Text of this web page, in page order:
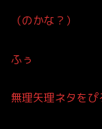
（のかな？）
ふぅ
無理矢理ネタをぴ